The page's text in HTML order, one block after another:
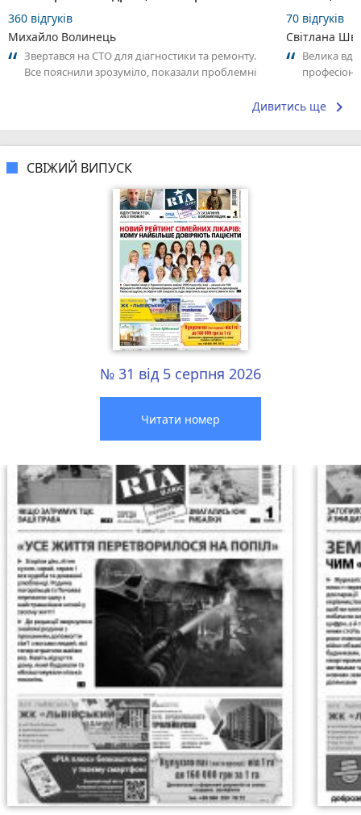
360 відгуків
Михайло Волинець
Звертався на СТО для діагностики та ремонту.
Все пояснили зрозуміло, показали проблемні
70 відгуків
Світлана
Велика
Дивитись ще keyboard_arrow_right
СВІЖИЙ ВИПУСК
№ 31 від 5 серпня 2026
Читати номер